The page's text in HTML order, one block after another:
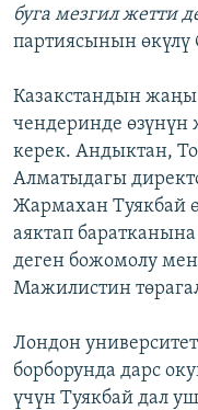
буга мезгил жетти
партиясынын
Казакстандын
чендеринде
керек. Андыктан,
Алматыдагы
Жармахан Туякбай
аяктап
деген божомолу
Мажилистин
Лондон
борборунда дарс
үчүн Туякбай дал